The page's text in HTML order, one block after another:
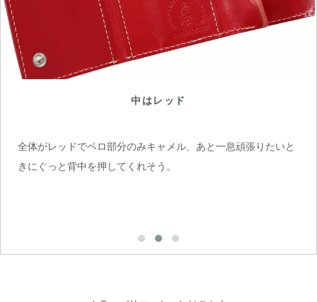
中はレッド
全体がレッドでベロ部分のみキャメル、あと一息頑張りたいと
きにぐっと背中を押してくれそう。